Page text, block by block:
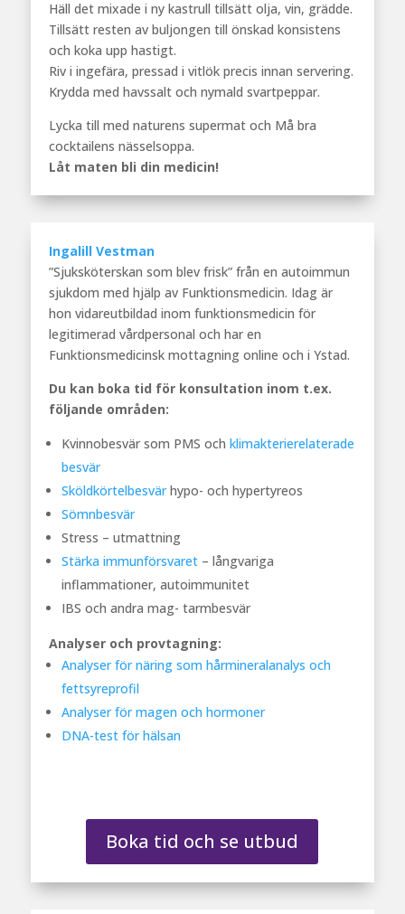
Häll det mixade i ny kastrull tillsätt olja, vin, grädde.
Tillsätt resten av buljongen till önskad konsistens
och koka upp hastigt.
Riv i ingefära, pressad i vitlök precis innan servering.
Krydda med havssalt och nymald svartpeppar.
Lycka till med naturens supermat och Må bra
cocktailens nässelsoppa.
Låt maten bli din medicin!
Ingalill Vestman
”Sjuksköterskan som blev frisk” från en autoimmun
sjukdom med hjälp av Funktionsmedicin. Idag är
hon vidareutbildad inom funktionsmedicin för
legitimerad vårdpersonal och har en
Funktionsmedicinsk mottagning online och i Ystad.
Du kan boka tid för konsultation inom t.ex.
följande områden:
Kvinnobesvär som PMS och klimakterierelaterade
besvär
Sköldkörtelbesvärhypo- och hypertyreos
Sömnbesvär
Stress – utmattning
Stärka immunförsvaret– långvariga
inflammationer, autoimmunitet
IBS och andra mag- tarmbesvär
Analyser och provtagning:
Analyser för näring som hårmineralanalys och
fettsyreprofil
Analyser för magen och hormoner
DNA-test för hälsan
Boka tid och se utbud